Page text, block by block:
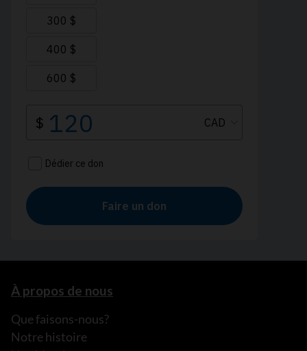
À propos de nous
Que faisons-nous?
Notre histoire